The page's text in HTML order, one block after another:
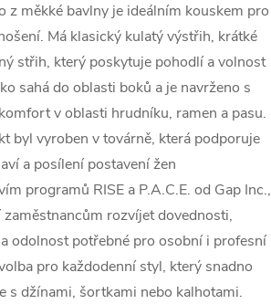
z měkké bavlny je ideálním kouskem pro
Má klasický kulatý výstřih, krátké
střih, který poskytuje pohodlí a volnost
sahá do oblasti boků a je navrženo s
v oblasti hrudníku, ramen a pasu.
byl vyroben v továrně, která podporuje
a posílení postavení žen
programů RISE a P.A.C.E. od Gap Inc.,
zaměstnancům rozvíjet dovednosti,
odolnost potřebné pro osobní i profesní
pro každodenní styl, který snadno
s džínami, šortkami nebo kalhotami.